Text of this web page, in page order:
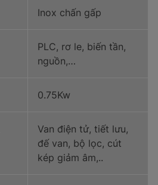
Inox chấn gấp
PLC, rơ le, biến tần,
nguồn,…
0.75Kw
Van điện tử, tiết lưu,
đế van, bộ lọc, cút
kép giảm âm,..